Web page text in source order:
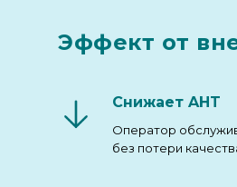
Эффект от
Снижает AHT
Оператор
без потери